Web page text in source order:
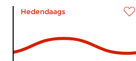
Hedendaags